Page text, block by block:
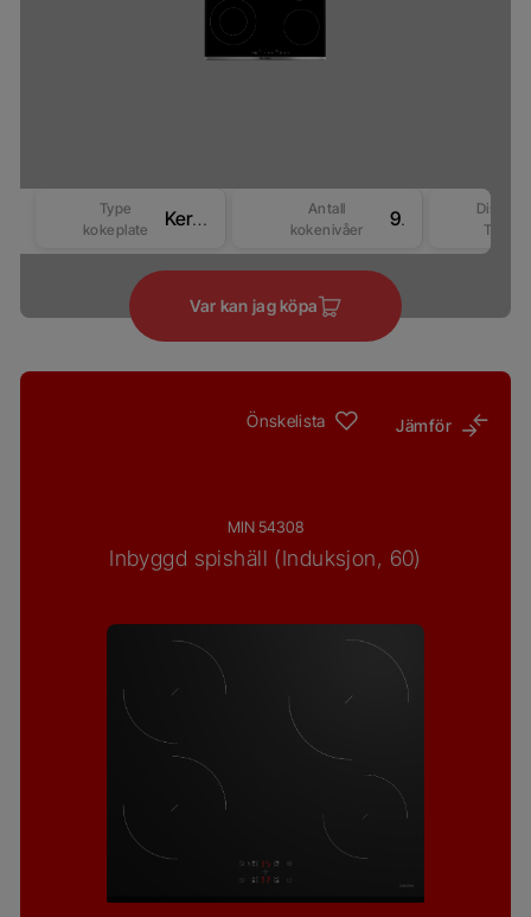
Type
kokeplate
Keramisk
Antall
kokenivåer
9
Display
Type
Var kan jag köpa
Önskelista Jämför
MIN 54308
Inbyggd spishäll (Induksjon, 60)